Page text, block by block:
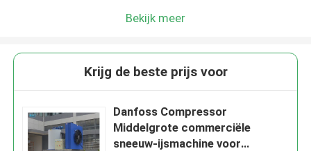
Bekijk meer
Krijg de beste prijs voor
Danfoss Compressor
Middelgrote commerciële
sneeuw-ijsmachine voor